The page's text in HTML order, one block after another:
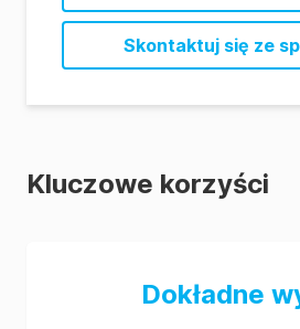
BAX System Q7 PCR
BAX System Q7 PCR
Skontaktuj się ze
Kluczowe korzyści
Dokładne